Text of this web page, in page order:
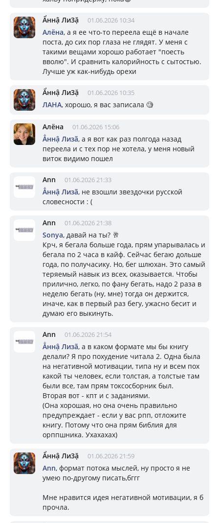
Ẩннậ Ли3ặ 01.06.2026 10:34
Алёна, а я ее что-то переела ещё в начале
поста, до сих пор глаза не глядят. У меня с
такими вещами хорошо работает "поесть
вволю". И сравнить калорийность с сытостью.
Лучше уж как-нибудь орехи
Ẩннậ Ли3ặ 01.06.2026 10:35
ЛАНА, хорошо, я вас записала 🧐
Алёна 01.06.2026 15:06
Ẳннậ Лизã, а я вот как раз полгода назад
переела и с тех пор не хотела, у меня новый
виток видимо пошел
Ann 01.06.2026 21:33
Ẳннậ Лизã, не взошли звездочки русской
словесности : (
Ann 01.06.2026 21:38
Sonya, давай на ты? 🥂
Крч, я бегала больше года, прям упарывалась и
бегала по 2 часа в кайф. Сейчас бегаю дольше
года, по получасику. Но, бег шлюхан. Это самый
теряемый навык из всех, оказывается. Чтобы
прилично, легко, по фану бегать, надо 2 раза в
неделю бегать (ну, мне) тогда он держится,
иначе, как в первый раз бегу, ужасно бесит и
думаю его выкинуть.
Ann 01.06.2026 21:54
Ẳннậ Лизã, а в каком формате мы бы книгу
делали? Я про похудение читала 2. Одна была
на негативной мотивации, типа ну и всем пох
какой ты человек, если толстая, а толстые там
были все, там прям токсосборник был.
Вторая вот - кпт и с заданиями.
(Она хорошая, но она очень правильно
предупреждает - если у вас рпп, отложите
книгу. Потому что она прям библия для
орппшника. Ухахахах)
Ẩннậ Ли3ặ 01.06.2026 21:59
Ann, формат потока мыслей, ну просто я не
умею по-другому писать,бггг
Мне нравится идея негативной мотивации, я б
прочла.